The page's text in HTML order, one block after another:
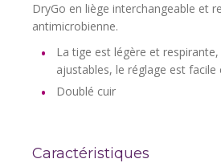
DryGo en liège interchangeable et
antimicrobienne.
La tige est légère et
ajustables, le réglage est facile
Doublé cuir
Caractéristiques